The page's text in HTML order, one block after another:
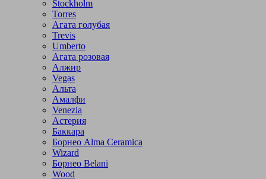
Stockholm
Torres
Агата голубая
Trevis
Umberto
Агата розовая
Алжир
Vegas
Альта
Амалфи
Venezia
Астерия
Баккара
Борнео Alma Ceramica
Wizard
Борнео Belani
Wood